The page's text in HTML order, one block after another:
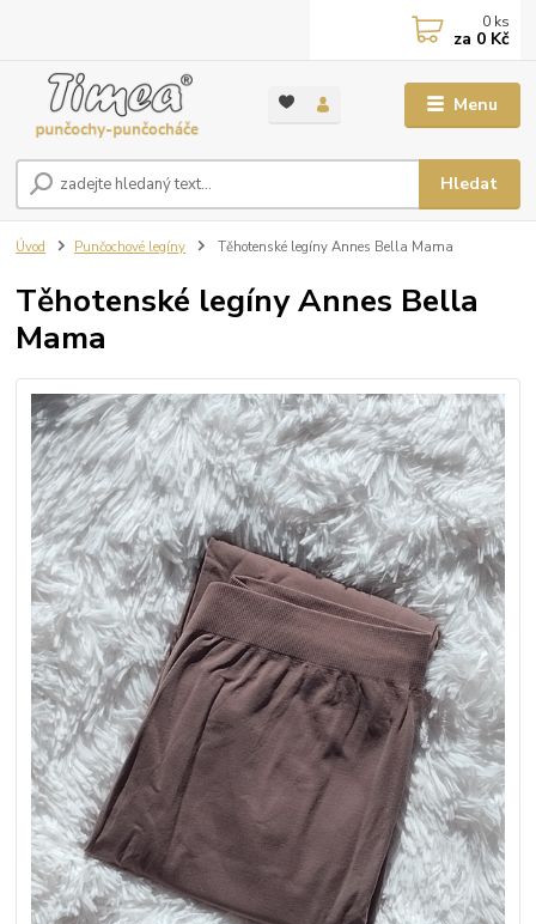
Menu
Hledat
0 ks
za 0 Kč
Úvod Punčochové legíny Těhotenské legíny Annes Bella Mama
Těhotenské legíny Annes Bella
Mama